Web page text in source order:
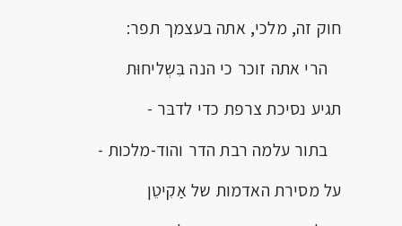
חוק זה, מלכי, אתה בעצמך תפר:
הרי אתה זוכר כי הנה בִּשְליחוּת
תגיע נסיכת צרפת כדי לדבּר -
בתור עלמה רבת הדר והוד-מלכות -
על מסירת האדמות של אַקִיטֵן